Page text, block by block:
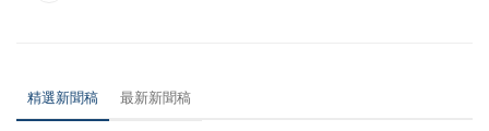
精選新聞稿 最新新聞稿